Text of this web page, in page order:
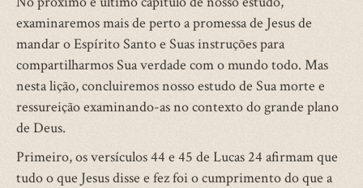
examinaremos mais de perto a promessa de Jesus de
mandar o Espírito Santo e Suas instruções para
compartilharmos Sua verdade com o mundo todo. Mas
nesta lição, concluiremos nosso estudo de Sua morte e
ressureição examinando-as no contexto do grande plano
de Deus.
Primeiro, os versículos 44 e 45 de Lucas 24 afirmam que
tudo o que Jesus disse e fez foi o cumprimento do que a